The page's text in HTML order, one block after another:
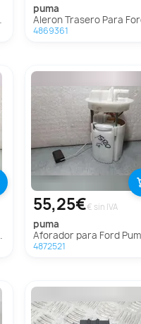
puma
Aleron Trasero Para Ford
4869361
55,25€€ sin IVA
puma
Aforador para Ford
4872521